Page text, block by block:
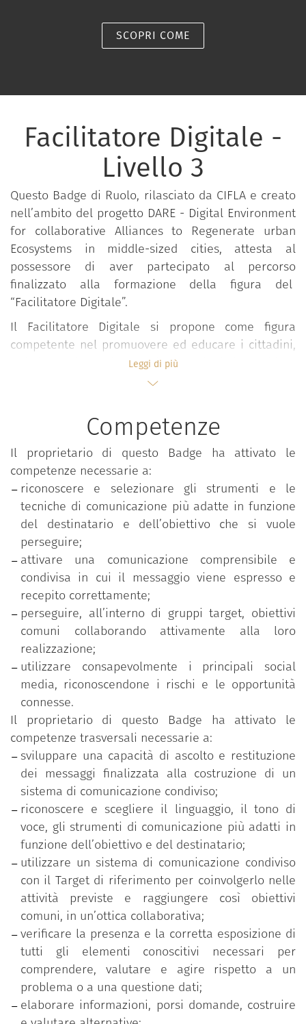
SCOPRI COME
Facilitatore Digitale -
Livello 3
Questo Badge di Ruolo, rilasciato da CIFLA e creato
nell’ambito del progetto DARE - Digital Environment
for collaborative Alliances to Regenerate urban
Ecosystems in middle-sized cities, attesta al
possessore di aver partecipato al percorso
finalizzato alla formazione della figura del
“Facilitatore Digitale”.
Il Facilitatore Digitale si propone come figura
competente nel promuovere ed educare i cittadini,
le istituzioni, le aziende e i professionisti all’utilizzo
delle TIC (Tecnologie dell’Informazione e della
e il mondo digitale.
Grazie alle conoscenze, competenze e competenze
trasversali acquisite nell’arco dell’intero percorso,
questa figura potrà svolgere un ruolo importante
nei processi di rigenerazione urbana.
Considerata la complessità del percorso formativo,
questo è stato suddiviso in 4 livelli costruiti in una
logica incrementale dalla teoria alla pratica, fino al
coinvolgimento attivo:
livello 1: acquisizione di conoscenze;
livello 2: conseguimento di competenze
utilizzando le conoscenze acquisite;
livello 3: acquisizione di competenze tematiche
e competenze trasversali finalizzate alla
facilitazione della collaborazione all’interno di
gruppi;
livello 4: valorizzazione delle competenze
acquisite e ottenimento di competenze
trasversali di facilitazione in contesti sociali
reali attraverso la partecipazione ad Azioni
Pilota.
Questo badge attesta al suo possessore il
completamento del livello 3, ottenuto grazie alla
partecipazione ad uno dei Training rivolti ai Target
Groups, così da acquisire, ottenendo il titolo di
“Facilitatore Digitale - Livello 3”, conoscenze,
competenze e competenze trasversali necessarie a
comprendere, selezionare e utilizzare linguaggi,
canali e strumenti diversi al fine di raggiungere
obiettivi (anche formativi) condivisi.
All’interno del Progetto i livelli 3 e 4 sono facoltativi.
Leggi di più
Competenze
Il proprietario di questo Badge ha attivato le
competenze necessarie a:
riconoscere e selezionare gli strumenti e le
tecniche di comunicazione più adatte in funzione
del destinatario e dell’obiettivo che si vuole
perseguire;
attivare una comunicazione comprensibile e
condivisa in cui il messaggio viene espresso e
recepito correttamente;
perseguire, all’interno di gruppi target, obiettivi
comuni collaborando attivamente alla loro
realizzazione;
utilizzare consapevolmente i principali social
media, riconoscendone i rischi e le opportunità
connesse.
Il proprietario di questo Badge ha attivato le
competenze trasversali necessarie a:
sviluppare una capacità di ascolto e restituzione
dei messaggi finalizzata alla costruzione di un
sistema di comunicazione condiviso;
riconoscere e scegliere il linguaggio, il tono di
voce, gli strumenti di comunicazione più adatti in
funzione dell’obiettivo e del destinatario;
utilizzare un sistema di comunicazione condiviso
con il Target di riferimento per coinvolgerlo nelle
attività previste e raggiungere così obiettivi
comuni, in un’ottica collaborativa;
verificare la presenza e la corretta esposizione di
tutti gli elementi conoscitivi necessari per
comprendere, valutare e agire rispetto a un
problema o a una questione dati;
elaborare informazioni, porsi domande, costruire